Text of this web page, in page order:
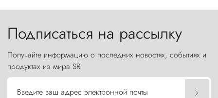
Подписаться на рассылку
Получайте информацию о последних новостях, событиях и
продуктах из мира SR
Введите ваш адрес электронной почты